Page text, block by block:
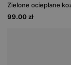
99.00 zł